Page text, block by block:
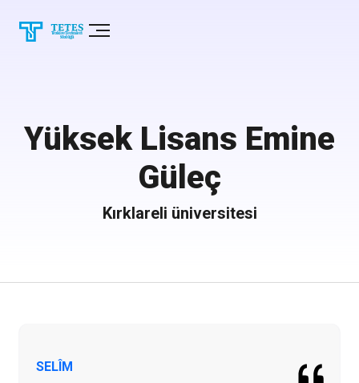
Yüksek Lisans Emine
Güleç
Kırklareli üniversitesi
SELÎM